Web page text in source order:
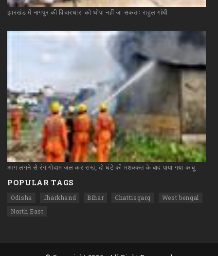
झारखंड में नागपुर की विचारधारा को थोपा नहीं जा सकताः राहुल गांधी
आग लगने से रंग गोदाम जल कर राख, दो घंटे की मशक्कत के बाद पाया गया काबू
POPULAR TAGS
Odisha Jharkhand Bihar Chattisgarg
West bengal
North East